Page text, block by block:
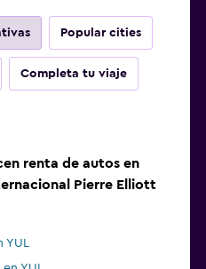
Popular cities
Completa tu viaje
renta de autos en
Pierre Elliott
YUL